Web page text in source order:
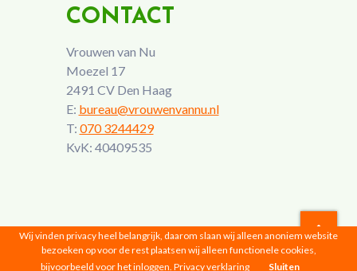
CONTACT
Vrouwen van Nu
Moezel 17
2491 CV Den Haag
E: bureau@vrouwenvannu.nl
T: 070 3244429
KvK: 40409535
Vrouwen van Nu © 2026 |Privacyverklaring
Wij vinden privacy heel belangrijk, daarom slaan wij alleen anoniem website
bezoeken op voor de rest plaatsen wij alleen functionele cookies,
bijvoorbeeld voor het inloggen. Privacy verklaring Sluiten